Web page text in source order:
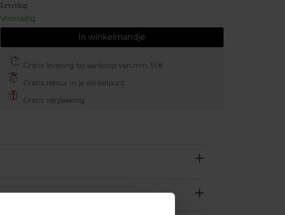
Levering
Voorradig
In winkelmandje
Gratis levering bij aankoop van min. 55€
Gratis retour in je winkelpunt
Gratis verpakking